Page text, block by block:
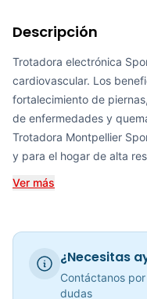
COP
COP
COP
Descripción
Trotadora electrónica
cardiovascular. Los
fortalecimiento de
de enfermedades y
Trotadora Montpellier
y para el hogar de alta
Ver más
¿Necesitas
Contáctanos
dudas